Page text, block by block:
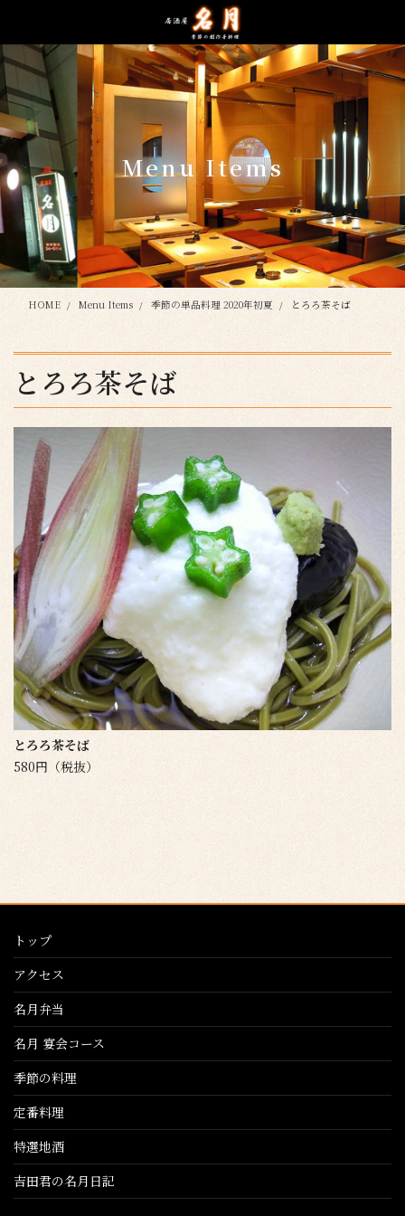
テ
ン
ツ
に
移
動
ゲ
ー
シ
ョ
ン
に
移
動
Menu Items
HOME Menu Items 季節の単品料理 2020年初夏 とろろ茶そば
とろろ茶そば
とろろ茶そば
580円（税抜）
トップ
アクセス
名月弁当
名月 宴会コース
季節の料理
定番料理
特選地酒
吉田君の名月日記